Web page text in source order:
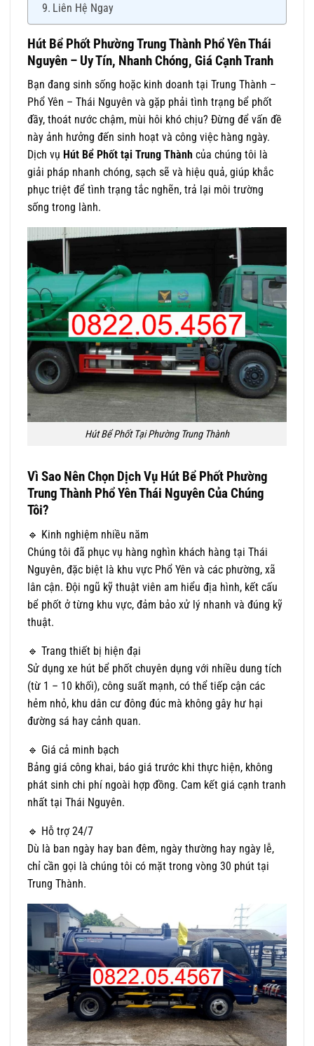
Liên Hệ Ngay
Hút Bể Phốt Phường Trung Thành Phổ Yên Thái
Nguyên – Uy Tín, Nhanh Chóng, Giá Cạnh Tranh
Bạn đang sinh sống hoặc kinh doanh tại Trung Thành –
Phổ Yên – Thái Nguyên và gặp phải tình trạng bể phốt
đầy, thoát nước chậm, mùi hôi khó chịu? Đừng để vấn đề
này ảnh hưởng đến sinh hoạt và công việc hàng ngày.
Dịch vụ Hút Bể Phốt tại Trung Thành của chúng tôi là
giải pháp nhanh chóng, sạch sẽ và hiệu quả, giúp khắc
phục triệt để tình trạng tắc nghẽn, trả lại môi trường
sống trong lành.
Hút Bể Phốt Tại Phường Trung Thành
Vì Sao Nên Chọn Dịch Vụ Hút Bể Phốt Phường
Trung Thành Phổ Yên Thái Nguyên Của Chúng
Tôi?
🔹 Kinh nghiệm nhiều năm
Chúng tôi đã phục vụ hàng nghìn khách hàng tại Thái
Nguyên, đặc biệt là khu vực Phổ Yên và các phường, xã
lân cận. Đội ngũ kỹ thuật viên am hiểu địa hình, kết cấu
bể phốt ở từng khu vực, đảm bảo xử lý nhanh và đúng kỹ
thuật.
🔹 Trang thiết bị hiện đại
Sử dụng xe hút bể phốt chuyên dụng với nhiều dung tích
(từ 1 – 10 khối), công suất mạnh, có thể tiếp cận các
hẻm nhỏ, khu dân cư đông đúc mà không gây hư hại
đường sá hay cảnh quan.
🔹 Giá cả minh bạch
Bảng giá công khai, báo giá trước khi thực hiện, không
phát sinh chi phí ngoài hợp đồng. Cam kết giá cạnh tranh
nhất tại Thái Nguyên.
🔹 Hỗ trợ 24/7
Dù là ban ngày hay ban đêm, ngày thường hay ngày lễ,
chỉ cần gọi là chúng tôi có mặt trong vòng 30 phút tại
Trung Thành.